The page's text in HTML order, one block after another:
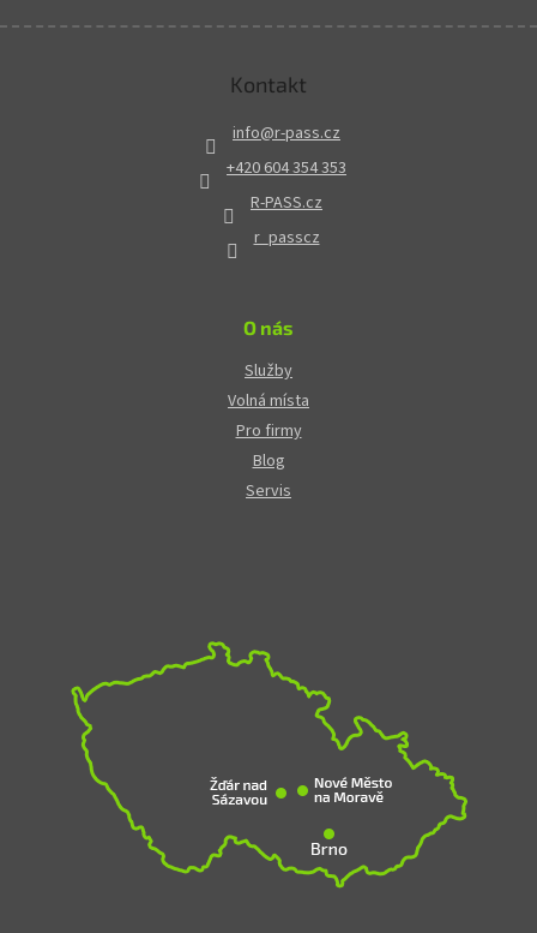
Kontakt
info@r-pass.cz
+420 604 354 353
R-PASS.cz
r_passcz
O nás
Služby
Volná místa
Pro firmy
Blog
Servis